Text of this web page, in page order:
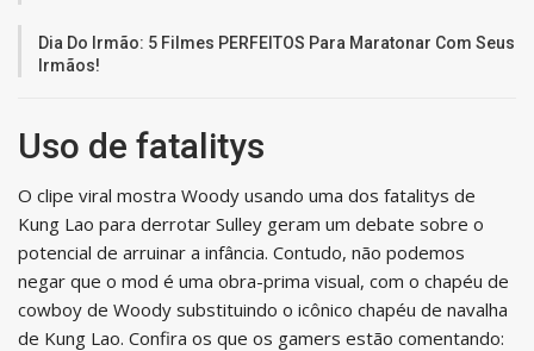
Dia Do Irmão: 5 Filmes PERFEITOS Para Maratonar Com Seus
Irmãos!
Uso de fatalitys
O clipe viral mostra Woody usando uma dos fatalitys de
Kung Lao para derrotar Sulley geram um debate sobre o
potencial de arruinar a infância. Contudo, não podemos
negar que o mod é uma obra-prima visual, com o chapéu de
cowboy de Woody substituindo o icônico chapéu de navalha
de Kung Lao. Confira os que os gamers estão comentando: